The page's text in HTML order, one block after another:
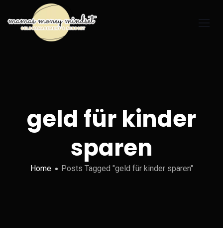
geld für kinder
sparen
Home Posts Tagged "geld für kinder sparen"